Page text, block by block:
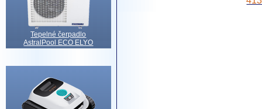
Tepelné čerpadlo
AstralPool ECO ELYO